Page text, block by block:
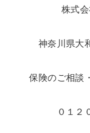
株式
神奈川県大
保険のご相談
０１２